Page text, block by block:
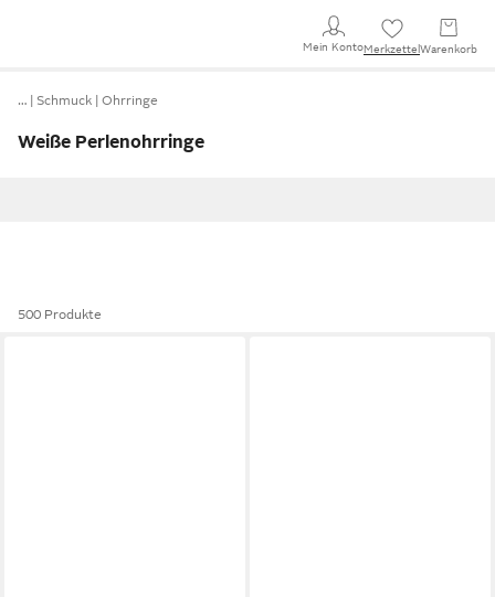
Mein KontoMerkzettel Warenkorb
… Schmuck Ohrringe
Weiße Perlenohrringe
500 Produkte